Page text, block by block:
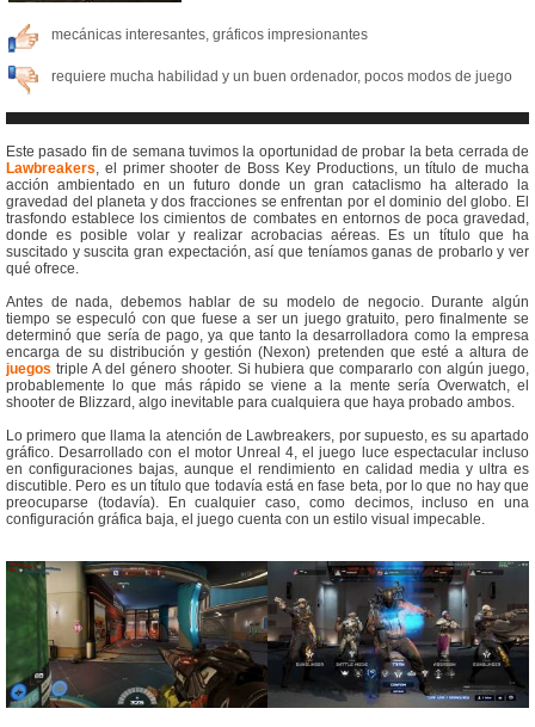
mecánicas interesantes, gráficos impresionantes
requiere mucha habilidad y un buen ordenador, pocos modos de juego
Este pasado fin de semana tuvimos la oportunidad de probar la beta cerrada de
Lawbreakers, el primer shooter de Boss Key Productions, un título de mucha
acción ambientado en un futuro donde un gran cataclismo ha alterado la
gravedad del planeta y dos fracciones se enfrentan por el dominio del globo. El
trasfondo establece los cimientos de combates en entornos de poca gravedad,
donde es posible volar y realizar acrobacias aéreas. Es un título que ha
suscitado y suscita gran expectación, así que teníamos ganas de probarlo y ver
qué ofrece.
Antes de nada, debemos hablar de su modelo de negocio. Durante algún
tiempo se especuló con que fuese a ser un juego gratuito, pero finalmente se
determinó que sería de pago, ya que tanto la desarrolladora como la empresa
encarga de su distribución y gestión (Nexon) pretenden que esté a altura de
juegos triple A del género shooter. Si hubiera que compararlo con algún juego,
probablemente lo que más rápido se viene a la mente sería Overwatch, el
shooter de Blizzard, algo inevitable para cualquiera que haya probado ambos.
Lo primero que llama la atención de Lawbreakers, por supuesto, es su apartado
gráfico. Desarrollado con el motor Unreal 4, el juego luce espectacular incluso
en configuraciones bajas, aunque el rendimiento en calidad media y ultra es
discutible. Pero es un título que todavía está en fase beta, por lo que no hay que
preocuparse (todavía). En cualquier caso, como decimos, incluso en una
configuración gráfica baja, el juego cuenta con un estilo visual impecable.